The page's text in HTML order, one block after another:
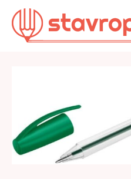
Перейти
содержимому